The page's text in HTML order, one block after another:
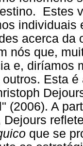
Estes
individuais
acerca da
nós que,
e, diríamos
Esta
(2006). A
Dejours
que se